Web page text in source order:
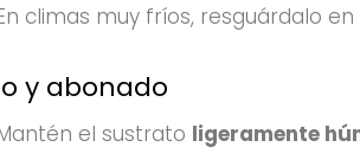
climas muy fríos, resguárdalo
y abonado
el sustrato ligeramente